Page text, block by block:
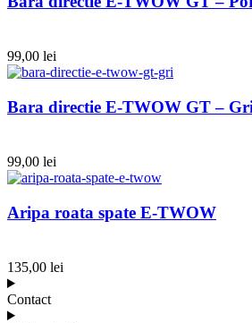
99,00 lei
Bara directie E-TWOW GT – Gri
99,00 lei
Aripa roata spate E-TWOW
135,00 lei
Contact